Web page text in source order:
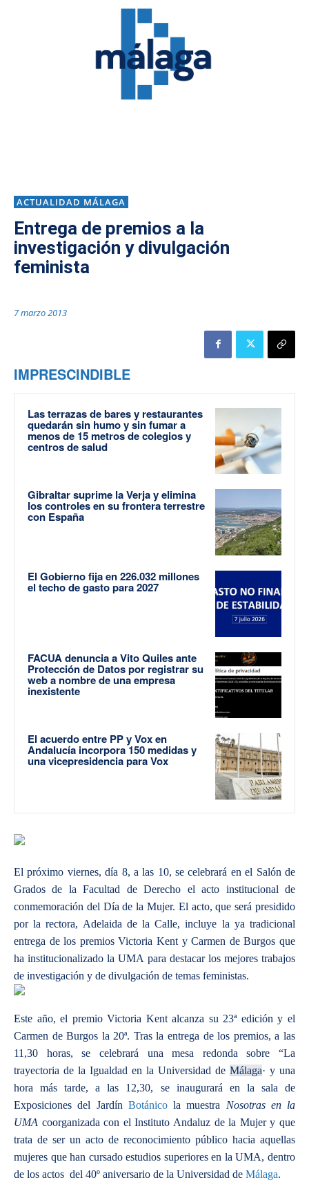
ACTUALIDAD MÁLAGA
Entrega de premios a la
investigación y divulgación
feminista
7 marzo 2013
IMPRESCINDIBLE
Las terrazas de bares y restaurantes
quedarán sin humo y sin fumar a
menos de 15 metros de colegios y
centros de salud
Gibraltar suprime la Verja y elimina
los controles en su frontera terrestre
con España
El Gobierno fija en 226.032 millones
el techo de gasto para 2027
FACUA denuncia a Vito Quiles ante
Protección de Datos por registrar su
web a nombre de una empresa
inexistente
El acuerdo entre PP y Vox en
Andalucía incorpora 150 medidas y
una vicepresidencia para Vox
El próximo viernes, día 8, a las 10, se celebrará en el Salón de
Grados de la Facultad de Derecho el acto institucional de
conmemoración del Día de la Mujer. El acto, que será presidido
por la rectora, Adelaida de la Calle, incluye la ya tradicional
entrega de los premios Victoria Kent y Carmen de Burgos que
ha institucionalizado la UMA para destacar los mejores trabajos
de investigación y de divulgación de temas feministas.
Este año, el premio Victoria Kent alcanza su 23ª edición y el
Carmen de Burgos la 20ª. Tras la entrega de los premios, a las
11,30 horas, se celebrará una mesa redonda sobre “La
trayectoria de la Igualdad en la Universidad de Málaga· y una
hora más tarde, a las 12,30, se inaugurará en la sala de
Exposiciones del Jardín Botánicola muestra Nosotras en la
UMA coorganizada con el Instituto Andaluz de la Mujer y que
trata de ser un acto de reconocimiento público hacia aquellas
mujeres que han cursado estudios superiores en la UMA, dentro
de los actos del 40º aniversario de la Universidad de Málaga.